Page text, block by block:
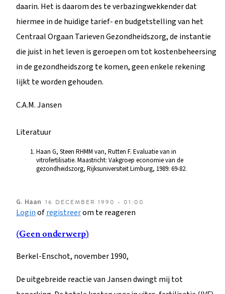
daarin. Het is daarom des te verbazingwekkender dat
hiermee in de huidige tarief- en budgetstelling van het
Centraal Orgaan Tarieven Gezondheidszorg, de instantie
die juist in het leven is geroepen om tot kostenbeheersing
in de gezondheidszorg te komen, geen enkele rekening
lijkt te worden gehouden.
C.A.M. Jansen
Literatuur
Haan G, Steen RHMM van, Rutten F. Evaluatie van in
vitrofertilisatie. Maastricht: Vakgroep economie van de
gezondheidszorg, Rijksuniversiteit Limburg, 1989: 69-82.
G. Haan 16 DECEMBER 1990 - 01:00
Loginofregistreerom te reageren
(Geen onderwerp)
Berkel-Enschot, november 1990,
De uitgebreide reactie van Jansen dwingt mij tot